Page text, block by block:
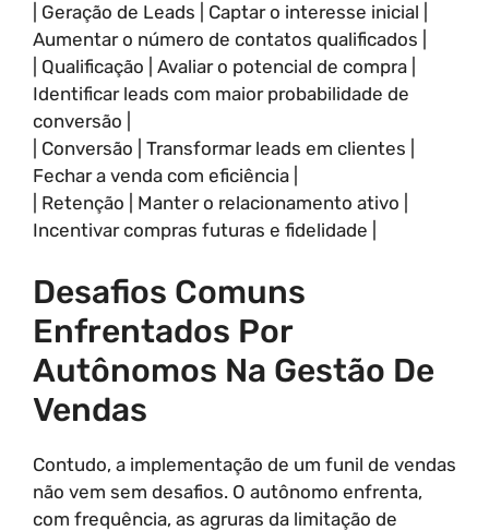
| Geração de Leads | Captar o interesse inicial |
Aumentar o número de contatos qualificados |
| Qualificação | Avaliar o potencial de compra |
Identificar leads com maior probabilidade de
conversão |
| Conversão | Transformar leads em clientes |
Fechar a venda com eficiência |
| Retenção | Manter o relacionamento ativo |
Incentivar compras futuras e fidelidade |
Desafios Comuns
Enfrentados Por
Autônomos Na Gestão De
Vendas
Contudo, a implementação de um funil de vendas
não vem sem desafios. O autônomo enfrenta,
com frequência, as agruras da limitação de